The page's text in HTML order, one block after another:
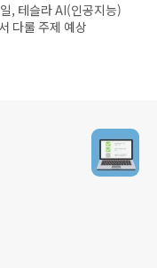
, 테슬라 AI(인공지능)
다룰 주제 예상